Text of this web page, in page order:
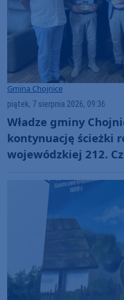
Gmina Chojnice
piątek, 7 sierpnia 2026, 09:36
Władze gminy
kontynuację ścieżki
wojewódzkiej 212.